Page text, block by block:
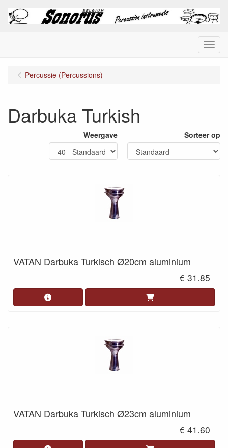
Menu
Percussie (Percussions)
Darbuka Turkish
Weergave Sorteer op
VATAN Darbuka Turkisch Ø20cm aluminium
€ 31.85
VATAN Darbuka Turkisch Ø23cm aluminium
€ 41.60